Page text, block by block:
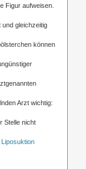
Figur aufweisen.
und gleichzeitig
können
Arzt wichtig:
Stelle nicht